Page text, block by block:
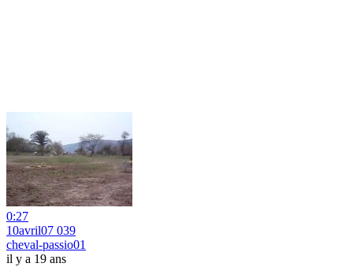
0:27
10avril07 039
cheval-passio01
il y a 19 ans